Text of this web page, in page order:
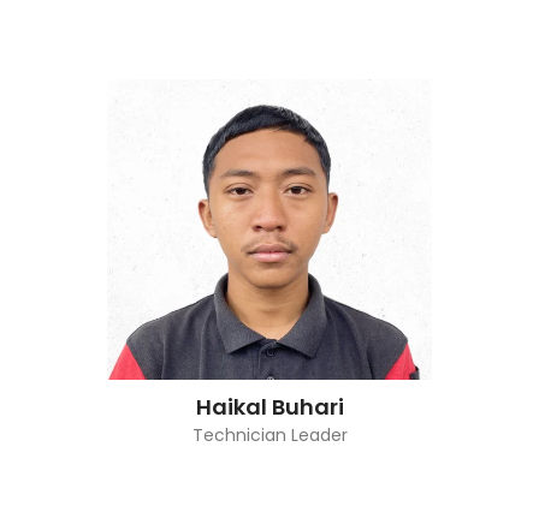
Haikal Buhari
Technician Leader